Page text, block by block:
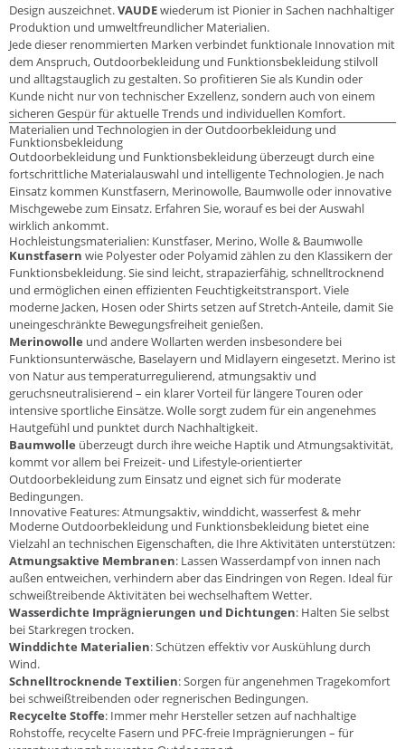
Design auszeichnet.VAUDEwiederum ist Pionier in Sachen nachhaltiger
Produktion und umweltfreundlicher Materialien.
Jede dieser renommierten Marken verbindet funktionale Innovation mit
dem Anspruch, Outdoorbekleidung und Funktionsbekleidung stilvoll
und alltagstauglich zu gestalten. So profitieren Sie als Kundin oder
Kunde nicht nur von technischer Exzellenz, sondern auch von einem
sicheren Gespür für aktuelle Trends und individuellen Komfort.
Materialien und Technologien in der Outdoorbekleidung und
Funktionsbekleidung
Outdoorbekleidung und Funktionsbekleidung überzeugt durch eine
fortschrittliche Materialauswahl und intelligente Technologien. Je nach
Einsatz kommen Kunstfasern, Merinowolle, Baumwolle oder innovative
Mischgewebe zum Einsatz. Erfahren Sie, worauf es bei der Auswahl
wirklich ankommt.
Hochleistungsmaterialien: Kunstfaser, Merino, Wolle & Baumwolle
Kunstfasern wie Polyester oder Polyamid zählen zu den Klassikern der
Funktionsbekleidung. Sie sind leicht, strapazierfähig, schnelltrocknend
und ermöglichen einen effizienten Feuchtigkeitstransport. Viele
moderne Jacken, Hosen oder Shirts setzen auf Stretch-Anteile, damit Sie
uneingeschränkte Bewegungsfreiheit genießen.
Merinowolle und andere Wollarten werden insbesondere bei
Funktionsunterwäsche, Baselayern und Midlayern eingesetzt. Merino ist
von Natur aus temperaturregulierend, atmungsaktiv und
geruchsneutralisierend – ein klarer Vorteil für längere Touren oder
intensive sportliche Einsätze. Wolle sorgt zudem für ein angenehmes
Hautgefühl und punktet durch Nachhaltigkeit.
Baumwolle überzeugt durch ihre weiche Haptik und Atmungsaktivität,
kommt vor allem bei Freizeit- und Lifestyle-orientierter
Outdoorbekleidung zum Einsatz und eignet sich für moderate
Bedingungen.
Innovative Features: Atmungsaktiv, winddicht, wasserfest & mehr
Moderne Outdoorbekleidung und Funktionsbekleidung bietet eine
Vielzahl an technischen Eigenschaften, die Ihre Aktivitäten unterstützen:
Atmungsaktive Membranen: Lassen Wasserdampf von innen nach
außen entweichen, verhindern aber das Eindringen von Regen. Ideal für
schweißtreibende Aktivitäten bei wechselhaftem Wetter.
Wasserdichte Imprägnierungen und Dichtungen: Halten Sie selbst
bei Starkregen trocken.
Winddichte Materialien: Schützen effektiv vor Auskühlung durch
Wind.
Schnelltrocknende Textilien: Sorgen für angenehmen Tragekomfort
bei schweißtreibenden oder regnerischen Bedingungen.
Recycelte Stoffe: Immer mehr Hersteller setzen auf nachhaltige
Rohstoffe, recycelte Fasern und PFC-freie Imprägnierungen – für